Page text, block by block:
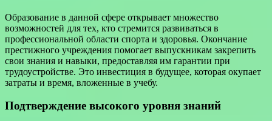
Образование в данной сфере открывает множество
возможностей для тех, кто стремится развиваться в
профессиональной области спорта и здоровья. Окончание
престижного учреждения помогает выпускникам закрепить
свои знания и навыки, предоставляя им гарантии при
трудоустройстве. Это инвестиция в будущее, которая окупает
затраты и время, вложенные в учебу.
Подтверждение высокого уровня знаний